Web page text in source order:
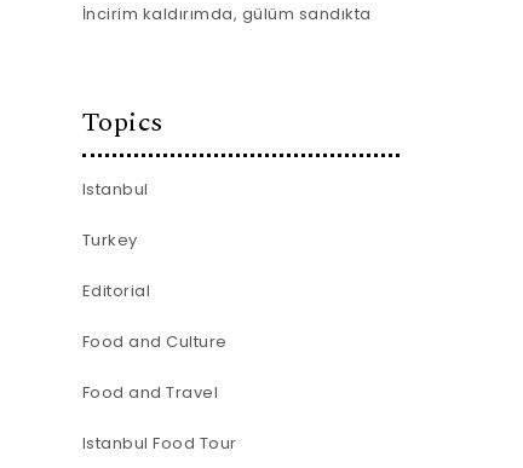
İncirim kaldırımda, gülüm sandıkta
Topics
Istanbul
Turkey
Editorial
Food and Culture
Food and Travel
Istanbul Food Tour